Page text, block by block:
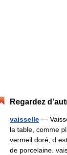
Regardez
vaisselle —
la table, comme
vermeil doré, d
de porcelaine.